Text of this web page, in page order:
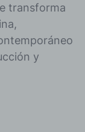
transforma
y